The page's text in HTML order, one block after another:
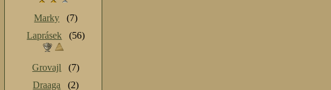
Marky
(7)
Laprásek
(56)
Grovajl
(7)
Draaga
(2)